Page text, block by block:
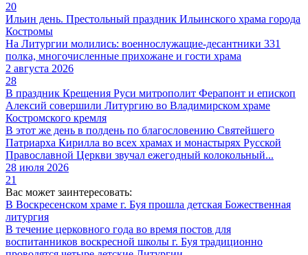
20
Ильин день. Престольный праздник Ильинского храма города
Костромы
На Литургии молились: военнослужащие-десантники 331
полка, многочисленные прихожане и гости храма
2 августа 2026
28
В праздник Крещения Руси митрополит Ферапонт и епископ
Алексий совершили Литургию во Владимирском храме
Костромского кремля
В этот же день в полдень по благословению Святейшего
Патриарха Кирилла во всех храмах и монастырях Русской
Православной Церкви звучал ежегодный колокольный...
28 июля 2026
21
Вас может заинтересовать:
В Воскресенском храме г. Буя прошла детская Божественная
литургия
В течение церковного года во время постов для
воспитанников воскресной школы г. Буя традиционно